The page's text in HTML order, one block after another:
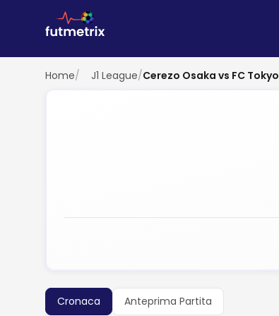
Home/ J1 League/Cerezo Osaka vs FC Tokyo
Cronaca
Anteprima Partita